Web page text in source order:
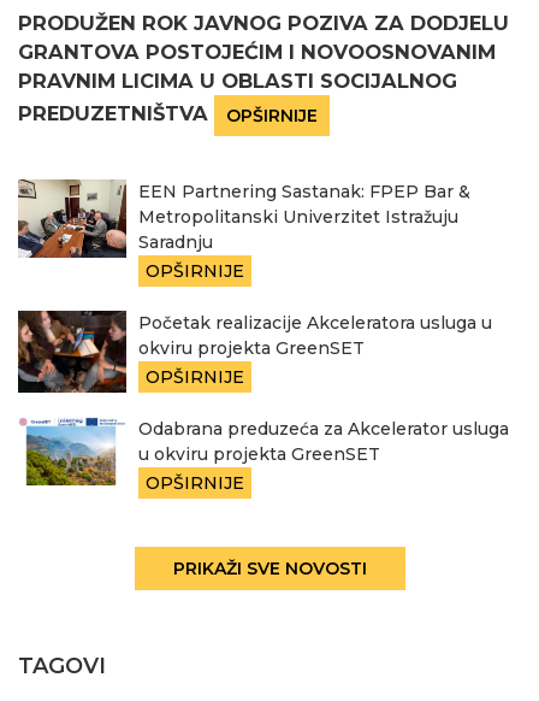
PRODUŽEN ROK JAVNOG POZIVA ZA DODJELU
GRANTOVA POSTOJEĆIM I NOVOOSNOVANIM
PRAVNIM LICIMA U OBLASTI SOCIJALNOG
PREDUZETNIŠTVA
OPŠIRNIJE
EEN Partnering Sastanak: FPEP Bar &
Metropolitanski Univerzitet Istražuju
Saradnju
OPŠIRNIJE
Početak realizacije Akceleratora usluga u
okviru projekta GreenSET
OPŠIRNIJE
Odabrana preduzeća za Akcelerator usluga
u okviru projekta GreenSET
OPŠIRNIJE
PRIKAŽI SVE NOVOSTI
TAGOVI